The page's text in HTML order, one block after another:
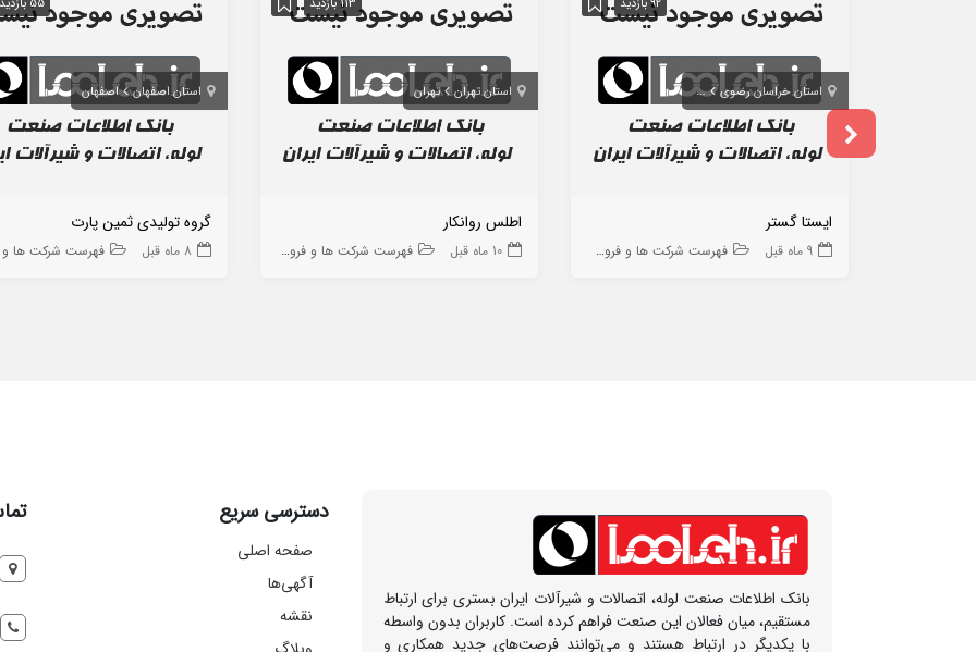
92 بازدید
استان خراسان رضوی مشهد
ایستا گستر
9 ماه قبل فهرست شرکت ها و فروشگاه ها
113 بازدید
استان تهران تهران
اطلس روانکار
10 ماه قبل فهرست شرکت ها و فروشگاه ها
55 بازدید
استان اصفهان اصفهان
گروه تولیدی ثمین پارت
8 ماه قبل فهرست شرکت ها و
بانک اطلاعات صنعت لوله، اتصالات و شیرآلات ایران بستری برای ارتباط
مستقیم، میان فعالان این صنعت فراهم کرده است. کاربران بدون واسطه
با یکدیگر در ارتباط هستند و می‌توانند فرصت‌های جدید همکاری و
دسترسی سریع
صفحه اصلی
آگهی‌ها
نقشه